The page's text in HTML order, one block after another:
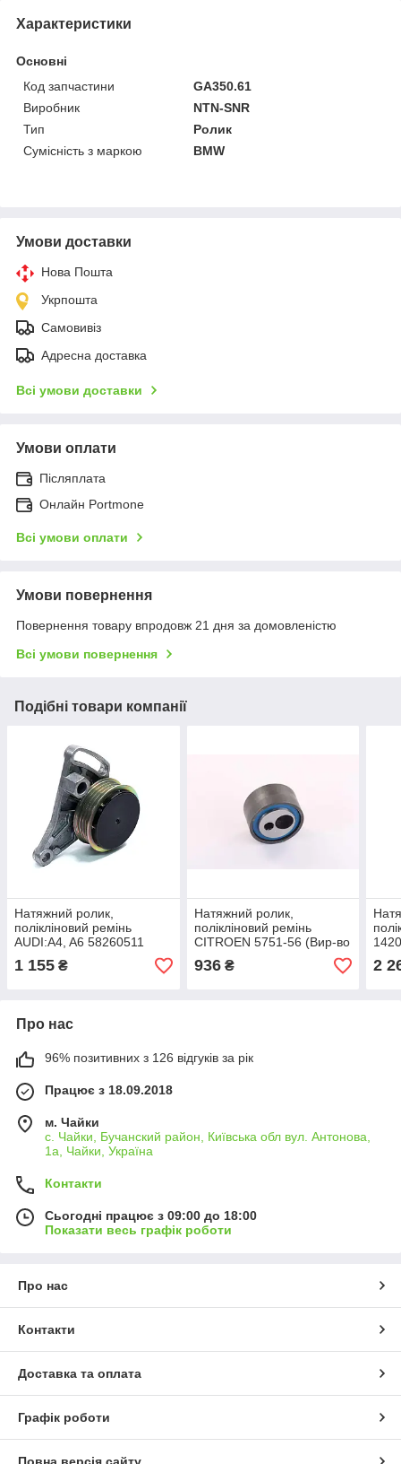
Характеристики
Основні
Код запчастини
GA350.61
Виробник
NTN-SNR
Тип
Ролик
Сумісність з маркою
BMW
Умови доставки
Нова Пошта
Укрпошта
Самовивіз
Адресна доставка
Всі умови доставки
Умови оплати
Післяплата
Онлайн Portmone
Всі умови оплати
Умови повернення
Повернення товару впродовж 21 дня за домовленістю
Всі умови повернення
Подібні товари компанії
Натяжний ролик,
полікліновий ремінь
AUDI:A4, A6 58260511
(Вир-во NTN-SNR),
арт.GA354.10
1 155 ₴
Натяжний ролик,
полікліновий ремінь
CITROEN 5751-56 (Вир-во
NTN-SNR), арт.GA359.92
936₴ 2
Про нас
96% позитивних з 126 відгуків за рік
Працює з 18.09.2018
м. Чайки
с. Чайки, Бучанский район, Київська обл вул. Антонова,
1а, Чайки, Україна
Контакти
Сьогодні працює з 09:00 до 18:00
Показати весь графік роботи
Про нас
Контакти
Доставка та оплата
Графік роботи